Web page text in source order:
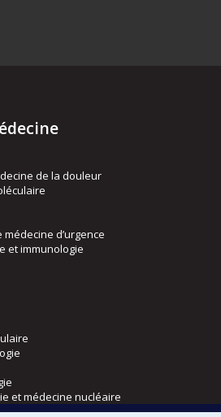
de la douleur
d’urgence
et immunologie
et médecine nucléaire